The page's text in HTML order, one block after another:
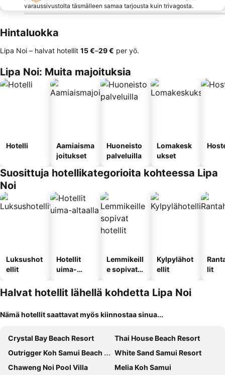
varaussivustolta täsmälleen samaa tarjousta kuin trivagosta.
Hintaluokka
Lipa Noi – halvat hotellit ‎15 €–‎29 € per yö.
Lipa Noi: Muita majoituksia
Hotelli
Aamiaisma
joitukset
Huoneisto
palveluilla
Lomakesk
ukset
Suosittuja hotellikategorioita kohteessa Lipa
Noi
Luksushot
ellit
Hotellit
uima-
Lemmikeill
e sopivat
Kylpylähot
ellit
lit
Halvat hotellit lähellä kohdetta Lipa Noi
Nämä hotellit saattavat myös kiinnostaa sinua...
Crystal Bay Beach Resort
Thai House Beach Resort
Outrigger Koh Samui Beach Resort
White Sand Samui Resort
Chaweng Noi Pool Villa
Melia Koh Samui